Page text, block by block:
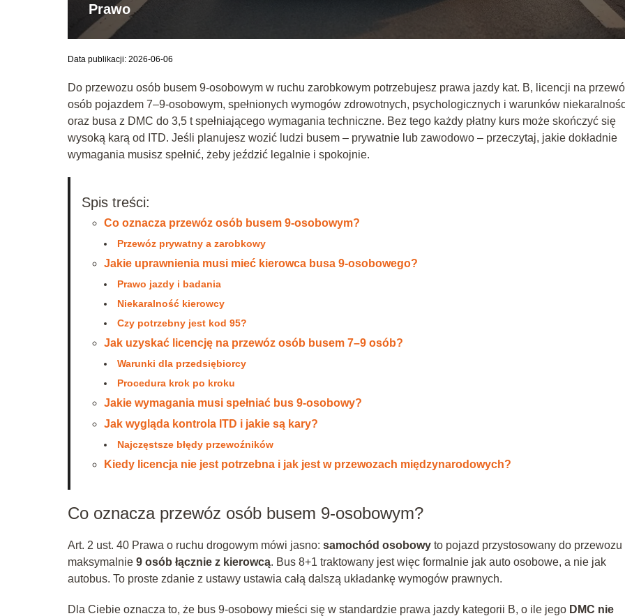
Prawo
Data publikacji: 2026-06-06
Do przewozu osób busem 9‑osobowym w ruchu zarobkowym potrzebujesz prawa jazdy kat. B, licencji na
osób pojazdem 7–9‑osobowym, spełnionych wymogów zdrowotnych, psychologicznych i warunków
oraz busa z DMC do 3,5 t spełniającego wymagania techniczne. Bez tego każdy płatny kurs może skończyć się
wysoką karą od ITD. Jeśli planujesz wozić ludzi busem – prywatnie lub zawodowo – przeczytaj, jakie dokładnie
wymagania musisz spełnić, żeby jeździć legalnie i spokojnie.
Spis treści:
Co oznacza przewóz osób busem 9‑osobowym?
Przewóz prywatny a zarobkowy
Jakie uprawnienia musi mieć kierowca busa 9‑osobowego?
Prawo jazdy i badania
Niekaralność kierowcy
Czy potrzebny jest kod 95?
Jak uzyskać licencję na przewóz osób busem 7–9 osób?
Warunki dla przedsiębiorcy
Procedura krok po kroku
Jakie wymagania musi spełniać bus 9‑osobowy?
Jak wygląda kontrola ITD i jakie są kary?
Najczęstsze błędy przewoźników
Kiedy licencja nie jest potrzebna i jak jest w przewozach międzynarodowych?
Co oznacza przewóz osób busem 9‑osobowym?
Art. 2 ust. 40 Prawa o ruchu drogowym mówi jasno: samochód osobowy to pojazd przystosowany do przewozu
maksymalnie 9 osób łącznie z kierowcą. Bus 8+1 traktowany jest więc formalnie jak auto osobowe, a nie jak
autobus. To proste zdanie z ustawy ustawia całą dalszą układankę wymogów prawnych.
Dla Ciebie oznacza to, że bus 9‑osobowy mieści się w standardzie prawa jazdy kategorii B, o ile jego DMC nie